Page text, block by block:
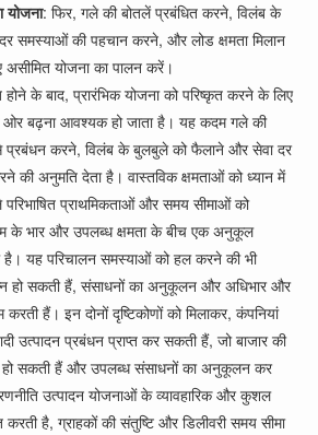
योजना: फिर, गले की बोतलें प्रबंधित करने, विलंब के
समस्याओं की पहचान करने, और लोड क्षमता मिलान
योजना का पालन करें।
होने के बाद, प्रारंभिक योजना को परिष्कृत करने के लिए
ओर बढ़ना आवश्यक हो जाता है। यह कदम गले की
से प्रबंधन करने, विलंब के बुलबुले को फैलाने और सेवा दर
की अनुमति देता है। वास्तविक क्षमताओं को ध्यान में
प्राथमिकताओं और समय सीमाओं को
के भार और उपलब्ध क्षमता के बीच एक अनुकूल
यह परिचालन समस्याओं को हल करने की भी
हो सकती हैं, संसाधनों का अनुकूलन और अधिभार और
हैं। इन दोनों दृष्टिकोणों को मिलाकर, कंपनियां
उत्पादन प्रबंधन प्राप्त कर सकती हैं, जो बाजार की
सकती हैं और उपलब्ध संसाधनों का अनुकूलन कर
उत्पादन योजनाओं के व्यावहारिक और कुशल
करती है, ग्राहकों की संतुष्टि और डिलीवरी समय सीमा